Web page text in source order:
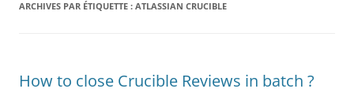
ARCHIVES PAR ÉTIQUETTE : ATLASSIAN CRUCIBLE
How to close Crucible Reviews in batch ?